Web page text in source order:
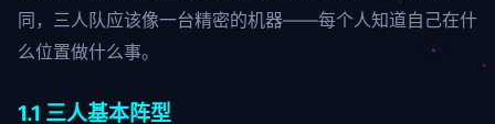
同，三人队应该像一台精密的机器——每个人知道自己在什
么位置做什么事。
1.1 三人基本阵型